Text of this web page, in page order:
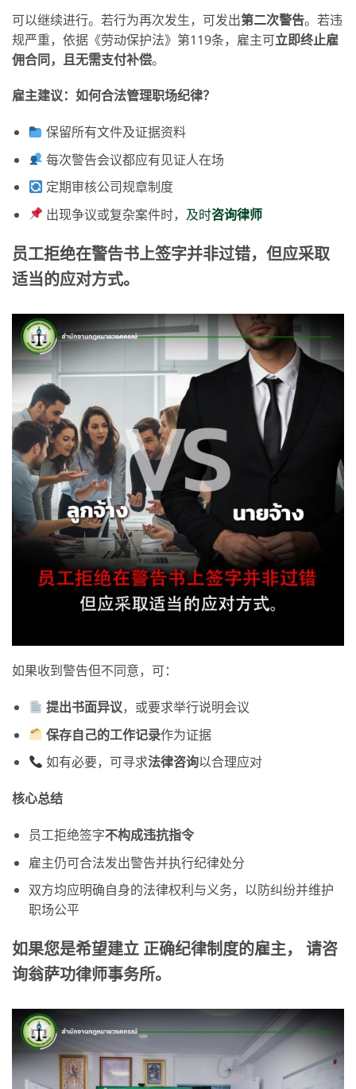
可以继续进行。若行为再次发生，可发出第二次警告。若违
规严重，依据《劳动保护法》第119条，雇主可立即终止雇
佣合同，且无需支付补偿。
雇主建议：如何合法管理职场纪律？
保留所有文件及证据资料
每次警告会议都应有见证人在场
定期审核公司规章制度
出现争议或复杂案件时，及时咨询律师
员工拒绝在警告书上签字并非过错，但应采取
适当的应对方式。
如果收到警告但不同意，可：
提出书面异议，或要求举行说明会议
保存自己的工作记录作为证据
如有必要，可寻求法律咨询以合理应对
核心总结
员工拒绝签字不构成违抗指令
雇主仍可合法发出警告并执行纪律处分
双方均应明确自身的法律权利与义务，以防纠纷并维护
职场公平
如果您是希望建立 正确纪律制度的雇主， 请咨
询翁萨功律师事务所。